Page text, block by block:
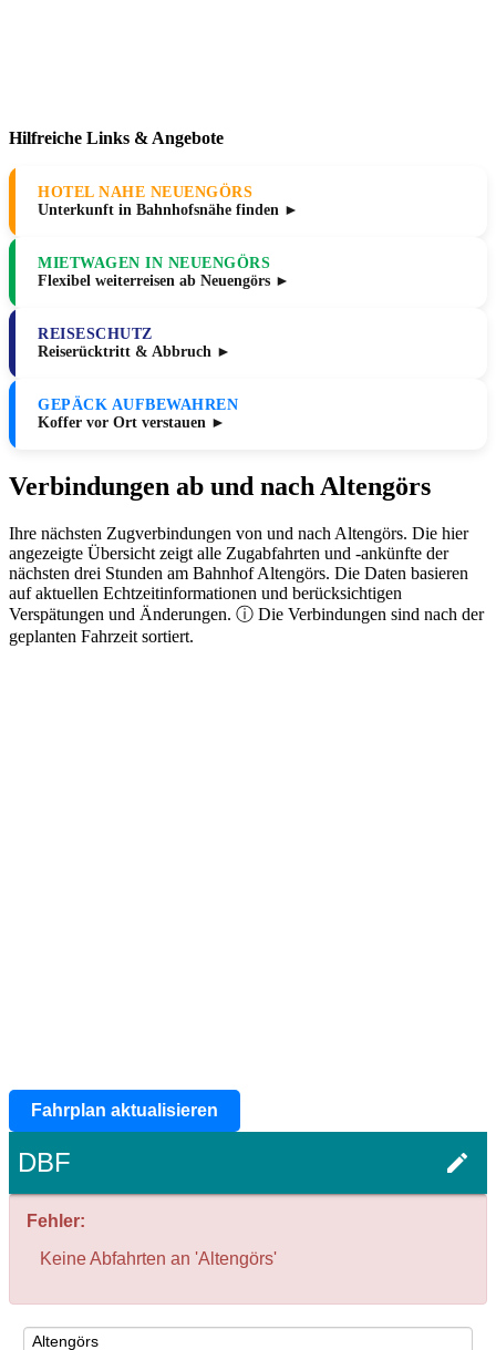
Hilfreiche Links & Angebote
HOTEL NAHE NEUENGÖRS
Unterkunft in Bahnhofsnähe finden ►
MIETWAGEN IN NEUENGÖRS
Flexibel weiterreisen ab Neuengörs ►
REISESCHUTZ
Reiserücktritt & Abbruch ►
GEPÄCK AUFBEWAHREN
Koffer vor Ort verstauen ►
Verbindungen ab und nach Altengörs
Ihre nächsten Zugverbindungen von und nach Altengörs. Die hier
angezeigte Übersicht zeigt alle Zugabfahrten und -ankünfte der
nächsten drei Stunden am Bahnhof Altengörs. Die Daten basieren
auf aktuellen Echtzeitinformationen und berücksichtigen
Verspätungen und Änderungen. ⓘ Die Verbindungen sind nach der
geplanten Fahrzeit sortiert.
Fahrplan aktualisieren